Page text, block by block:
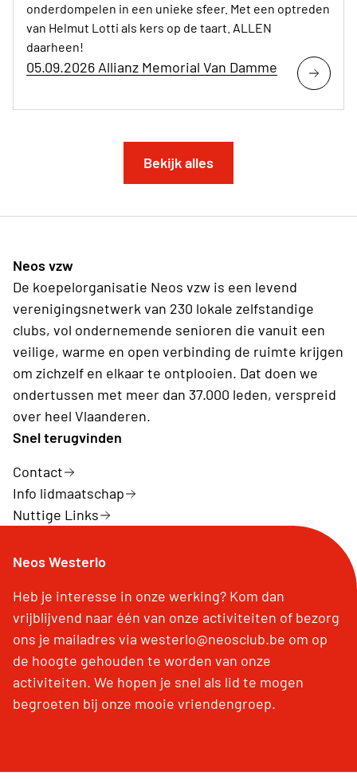
onderdompelen in een unieke sfeer. Met een optreden
van Helmut Lotti als kers op de taart. ALLEN
daarheen!
05.09.2026 Allianz Memorial Van Damme
Bekijk alles
Neos vzw
De koepelorganisatie Neos vzw is een levend
verenigingsnetwerk van 230 lokale zelfstandige
clubs, vol ondernemende senioren die vanuit een
veilige, warme en open verbinding de ruimte krijgen
om zichzelf en elkaar te ontplooien. Dat doen we
ondertussen met meer dan 37.000 leden, verspreid
over heel Vlaanderen.
Snel terugvinden
Contact
Info lidmaatschap
Nuttige Links
Neos Westerlo
Heb je interesse in onze werking? Kom dan
vrijblijvend naar één van onze activiteiten of bezorg
ons je mailadres via westerlo@neosclub.be om op
de hoogte gehouden te worden van onze
activiteiten. We hopen je snel als lid te mogen
begroeten bij onze mooie vriendengroep.